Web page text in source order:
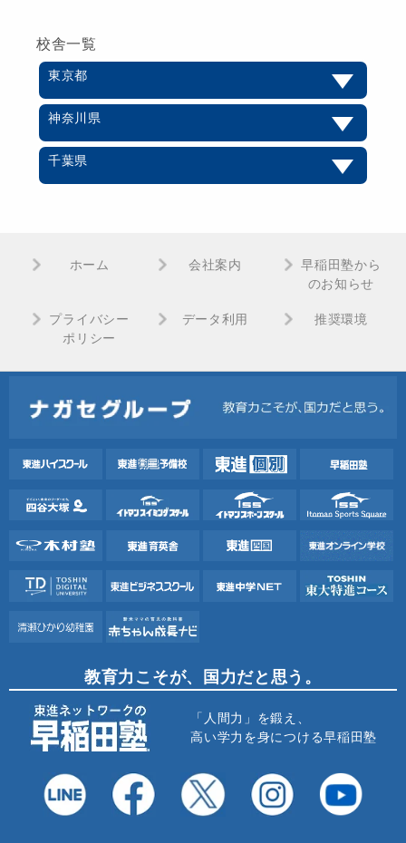
校舎一覧
東京都
神奈川県
千葉県
ホーム 会社案内
早稲田塾から
のお知らせ
プライバシー
ポリシー
データ利用 推奨環境
教育力こそが、国力だと思う。
「人間力」を鍛え、
高い学力を身につける早稲田塾